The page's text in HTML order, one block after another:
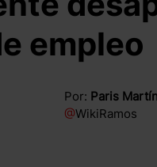
empleo
Por: Paris
@WikiRamos